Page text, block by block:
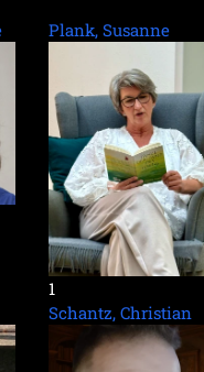
Plank, Susanne
1
Schantz, Christian